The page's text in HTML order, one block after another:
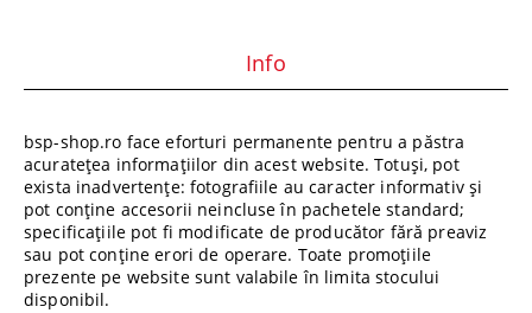
Info
bsp-shop.ro face eforturi permanente pentru a păstra
acuratețea informațiilor din acest website. Totuși, pot
exista inadvertențe: fotografiile au caracter informativ și
pot conține accesorii neincluse în pachetele standard;
specificațiile pot fi modificate de producător fără preaviz
sau pot conține erori de operare. Toate promoțiile
prezente pe website sunt valabile în limita stocului
disponibil.